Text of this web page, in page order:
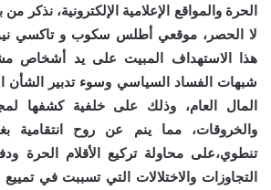
الحرة والمواقع الإعلامية الإلكترونية، نذكر
لا الحصر، موقعي أطلس سكوب و تاكسي
هذا الاستهداف المبيت على يد أشخاص
شبهات الفساد السياسي وسوء تدبير الشأن
المال العام، وذلك على خلفية كشفها
والخروقات، مما ينم عن روح انتقامية
تنطوي،على محاولة تركيع الأقلام الحرة
التجاوزات والاختلالات التي تسببت في